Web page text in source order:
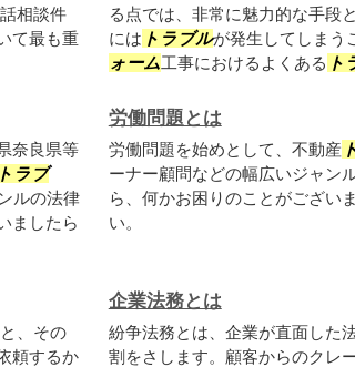
相談件
て最も重
る点では、非常に魅力的な手段
には トラブルが発生してしまう
ォーム工事におけるよくある ト
奈良県等
トラブ
ルの法律
ましたら
労働問題とは
労働問題を始めとして、不動産
ーナー顧問などの幅広いジャン
ら、何かお困りのことがござい
い。
、その
頼するか
企業法務とは
紛争法務とは、企業が直面した
割をさします。顧客からのクレ